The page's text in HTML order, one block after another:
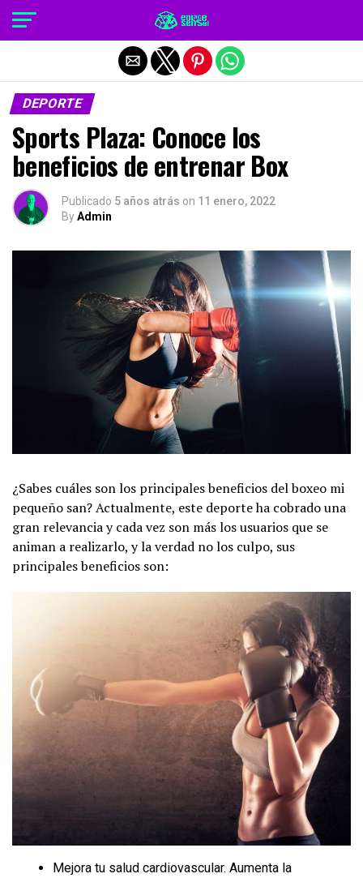
DEPORTE
Sports Plaza: Conoce los
beneficios de entrenar Box
Publicado 5 años atrás on 11 enero, 2022
ByAdmin
¿Sabes cuáles son los principales beneficios del boxeo mi
pequeño san? Actualmente, este deporte ha cobrado una
gran relevancia y cada vez son más los usuarios que se
animan a realizarlo, y la verdad no los culpo, sus
principales beneficios son:
Mejora tu salud cardiovascular. Aumenta la
Salir de la versión móvil